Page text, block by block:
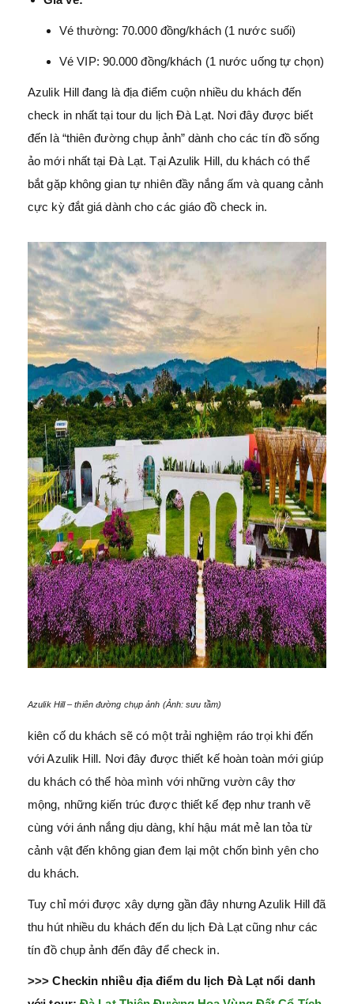
Vé thường: 70.000 đồng/khách (1 nước suối)
Vé VIP: 90.000 đồng/khách (1 nước uống tự chọn)
Azulik Hill đang là địa điểm cuộn nhiều du khách đến
check in nhất tại tour du lịch Đà Lạt. Nơi đây được biết
đến là “thiên đường chụp ảnh” dành cho các tín đồ sống
ảo mới nhất tại Đà Lạt. Tại Azulik Hill, du khách có thể
bắt gặp không gian tự nhiên đầy nắng ấm và quang cảnh
cực kỳ đắt giá dành cho các giáo đồ check in.
Azulik Hill – thiên đường chụp ảnh (Ảnh: sưu tầm)
kiên cố du khách sẽ có một trải nghiệm ráo trọi khi đến
với Azulik Hill. Nơi đây được thiết kế hoàn toàn mới giúp
du khách có thể hòa mình với những vườn cây thơ
mộng, những kiến trúc được thiết kế đẹp như tranh vẽ
cùng với ánh nắng dịu dàng, khí hậu mát mẻ lan tỏa từ
cảnh vật đến không gian đem lại một chốn bình yên cho
du khách.
Tuy chỉ mới được xây dựng gần đây nhưng Azulik Hill đã
thu hút nhiều du khách đến du lịch Đà Lạt cũng như các
tín đồ chụp ảnh đến đây để check in.
>>> Checkin nhiều địa điểm du lịch Đà Lạt nổi danh